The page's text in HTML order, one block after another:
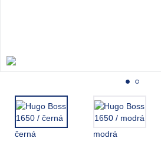
černá modrá